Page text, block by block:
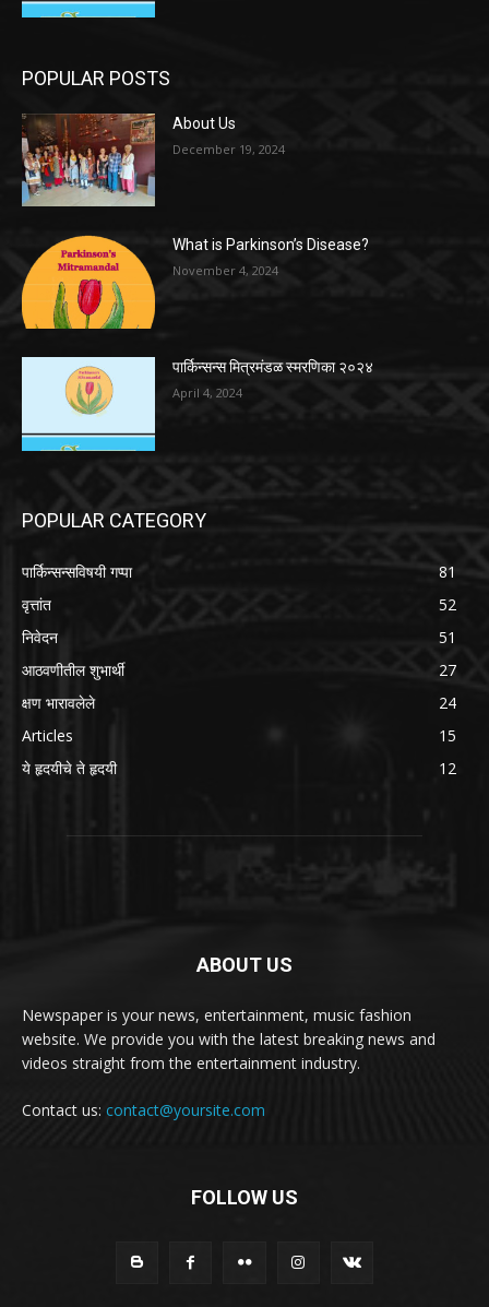
POPULAR POSTS
About Us
December 19, 2024
What is Parkinson’s Disease?
November 4, 2024
पार्किन्सन्स मित्रमंडळ स्मरणिका २०२४
April 4, 2024
POPULAR CATEGORY
पार्किन्सन्सविषयी गप्पा
81
वृत्तांत
52
निवेदन
51
आठवणीतील शुभार्थी
27
क्षण भारावलेले
24
Articles
15
ये हृदयीचे ते हृदयी
12
ABOUT US
Newspaper is your news, entertainment, music fashion
website. We provide you with the latest breaking news and
videos straight from the entertainment industry.
Contact us: contact@yoursite.com
FOLLOW US